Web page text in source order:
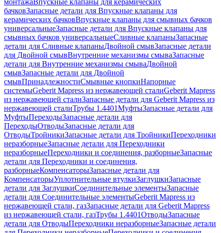
монтажаВпускные клапаны для керамических
бачковЗапасные детали для Впускные клапаны для
керамических бачковВпускные клапаны для смывных бачков
универсальныеЗапасные детали для Впускные клапаны для
смывных бачков универсальныеСливные клапаныЗапасные
детали для Сливные клапаныДвойной смывЗапасные детали
для Двойной смывВнутренние механизмы смываЗапасные
детали для Внутренние механизмы смываДвойной
смывЗапасные детали для Двойной
смывПринадлежностиСмывные кнопкиНапорные
системыGeberit Mapress из нержавеющей сталиGeberit Mapress
из нержавеющей сталиЗапасные детали для Geberit Mapress из
нержавеющей сталиТрубы 1.4401МуфтыЗапасные детали для
МуфтыПереходыЗапасные детали для
ПереходыОтводыЗапасные детали для
ОтводыТройникиЗапасные детали для ТройникиПереходники
неразборныеЗапасные детали для Переходники
неразборныеПереходники и соединения, разборныеЗапасные
детали для Переходники и соединения,
разборныеКомпенсаторыЗапасные детали для
КомпенсаторыУплотнительные втулкиЗаглушкиЗапасные
детали для ЗаглушкиСоединительные элементыЗапасные
детали для Соединительные элементыGeberit Mapress из
нержавеющей стали, газЗапасные детали для Geberit Mapress
из нержавеющей стали, газТрубы 1.4401ОтводыЗапасные
детали для ОтводыПереходники неразборныеЗапасные детали